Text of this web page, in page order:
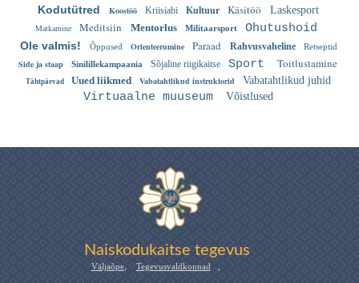
Kodutütred Koostöö Kriisiabi Kultuur Käsitöö Laskesport
Matkamine Meditsiin Mentorlus Militaarsport Ohutushoid
Ole valmis! Õppused Orienteerumine Paraad Rahvusvaheline Retseptid
Side ja staap Sinilillekampaania Sõjaline riigikaitse Sport Toitlustamine
Tähtpäevad Uued liikmed Vabatahtlikud instruktorid Vabatahtlikud juhid
Virtuaalne muuseum Võistlused
Naiskodukaitse tegevus
Väljaõpe, Tegevusvaldkonnad ,